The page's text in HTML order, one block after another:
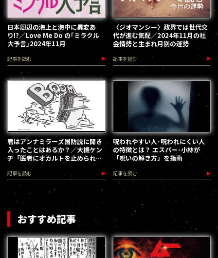
日本周辺の海上と海中に異変あ
り!?／Love Me Do の｢ミラクル
大予言｣2024年11月
記事を読む
〈ジオマンシー〉政界では世代交
代が進む気配／2024年11月の社
会情勢と生まれ月別の運勢
記事を読む
君はアンナミラーズ国防説に聞き
入ったことはあるか？／大槻ケン
ヂ「医者にオカルトを止められた
男」新10回(第30回)
記事を読む
呪われやすい人･呪われにくい人
の特徴とは？ エスパー･小林が
「呪いの解き方」を指南
記事を読む
おすすめ記事